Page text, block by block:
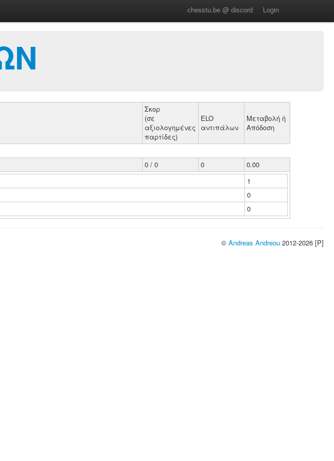
chesstu.be @ discord Login
Σκορ
(σε
αξιολογημένες
παρτίδες)
ELO
αντιπάλων
Μεταβολή ή
Απόδοση
0 / 0 0
0.00
1
0
0
© Andreas Andreou 2012-2026 [P]